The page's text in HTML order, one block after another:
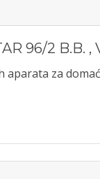
96/2 B.B. ,
aparata za